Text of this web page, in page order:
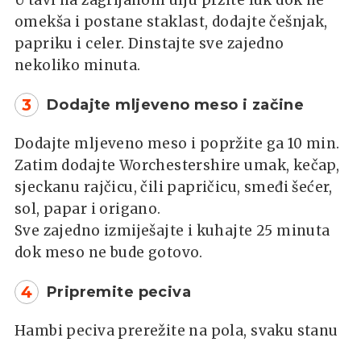
omekša i postane staklast, dodajte češnjak,
papriku i celer. Dinstajte sve zajedno
nekoliko minuta.
3 Dodajte mljeveno meso i začine
Dodajte mljeveno meso i popržite ga 10 min.
Zatim dodajte Worchestershire umak, kečap,
sjeckanu rajčicu, čili papričicu, smeđi šećer,
sol, papar i origano.
Sve zajedno izmiješajte i kuhajte 25 minuta
dok meso ne bude gotovo.
4 Pripremite peciva
Hambi peciva prerežite na pola, svaku stanu